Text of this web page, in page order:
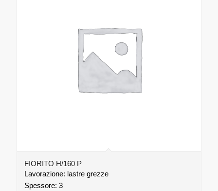
FIORITO H/160 P
Lavorazione: lastre grezze
Spessore: 3